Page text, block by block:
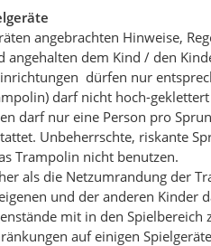
angebrachten Hinweise,
angehalten dem Kind / den
dürfen nur
darf nicht hoch-
darf nur eine Person pro
Unbeherrschte, riskante
Trampolin nicht benutzen.
als die Netzumrandung der
und der anderen Kinder
mit in den
auf einigen